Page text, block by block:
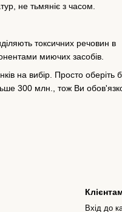
не тьмяніє з часом.
токсичних речовин в
миючих засобів.
на вибір. Просто оберіть
300 млн., тож Ви
Вхід до